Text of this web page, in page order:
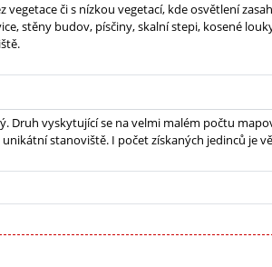
vegetace či s nízkou vegetací, kde osvětlení
stěny budov, písčiny, skalní stepi, kosené
Druh vyskytující se na velmi malém počtu
stanoviště. I počet získaných jedinců je